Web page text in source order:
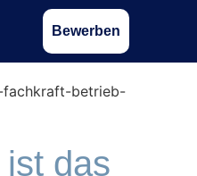
Bewerben
das